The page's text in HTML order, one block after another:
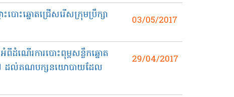
ោះ​ឆ្នោត​​ជ្រើស​រើស​ក្រុម​ប្រឹក្សា​
03/05/2017
ដំណើរការបោះពុម្ពសន្លឹកឆ្នោត
១៧ ដល់គណបក្សនយោបាយដែល
29/04/2017